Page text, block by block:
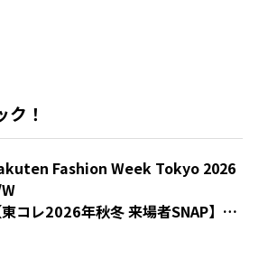
！
Fashion Week Tokyo 2026
東コレ2026年秋冬 来場者SNAP】